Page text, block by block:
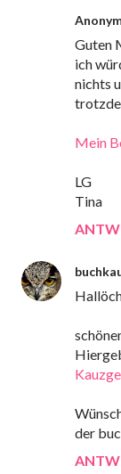
Guten
ich
nichts
Mein
LG
Tina
der